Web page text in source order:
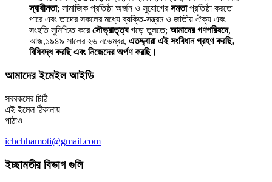
স্বাধীনতা; সামাজিক প্রতিষ্ঠা অর্জন ও সুযোগেরসমতাপ্রতিষ্ঠা করতে
পারে এবং তাদের সকলের মধ্যে ব্যক্তি-সম্ভ্রম ও জাতীয় ঐক্য এবং
সংহতি সুনিশ্চিত করেসৌভ্রাতৃত্বগড়ে তুলতে; আমাদের গণপরিষদে,
আজ,১৯৪৯ সালের ২৬ নভেম্বর, এতদ্দ্বারা এই সংবিধান গ্রহণ করছি,
বিধিবদ্ধ করছি এবং নিজেদের অর্পণ করছি।
আমাদের ইমেইল আইডি
সবরকমের চিঠি
এই ইমেল ঠিকানায়
পাঠাও
ichchhamoti@gmail.com
ইচ্ছামতীর বিভাগ গুলি